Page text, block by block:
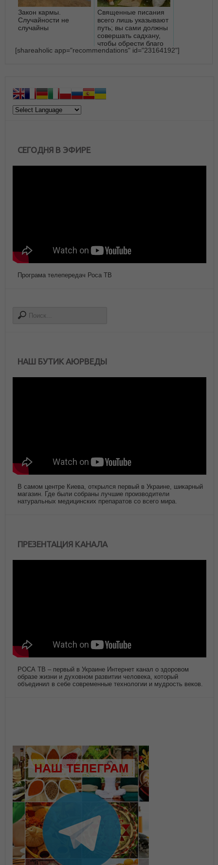
Закон кармы.
Случайности не
случайны
Священные писания
всего лишь указывают
путь; вы сами должны
совершать садхану,
чтобы обрести благо
[shareaholic app="recommendations" id="23164192"]
СЕГОДНЯ В ЭФИРЕ
Програма телепередач Роса ТВ
НАШ БУТИК АЮРВЕДЫ
В самом центре Киева, открылся первый в Украине, шикарный
магазин. Где были собраны лучшие производители
натуральных медицинских препаратов со всего мира.
ПРЕЗЕНТАЦИЯ КАНАЛА
РОСА ТВ – первый в Украине Интернет канал о здоровом
образе жизни и духовном развитии человека, который
объединил в себе современные технологии и мудрость веков.